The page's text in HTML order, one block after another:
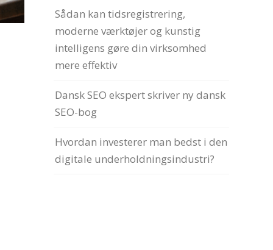
Sådan kan tidsregistrering,
moderne værktøjer og kunstig
intelligens gøre din virksomhed
mere effektiv
Dansk SEO ekspert skriver ny dansk
SEO-bog
Hvordan investerer man bedst i den
digitale underholdningsindustri?